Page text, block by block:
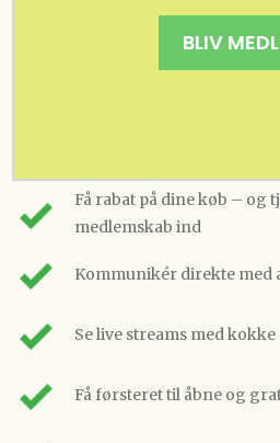
BLIV
Få rabat på dine køb – og
medlemskab ind
Kommunikér direkte med
Se live streams med kokke
Få førsteret til åbne og